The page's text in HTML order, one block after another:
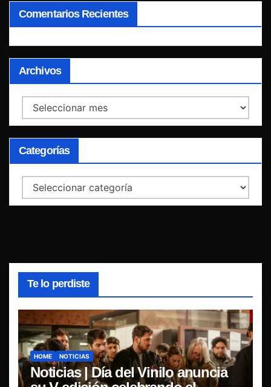
Comentarios Recientes
Archivos
Archivos
Categorías
Categorías
Te lo perdiste
HOME NOTICIAS
Noticias | Día del Vinilo anuncia